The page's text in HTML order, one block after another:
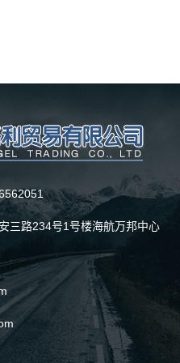
三路234号1号楼海航万邦中心